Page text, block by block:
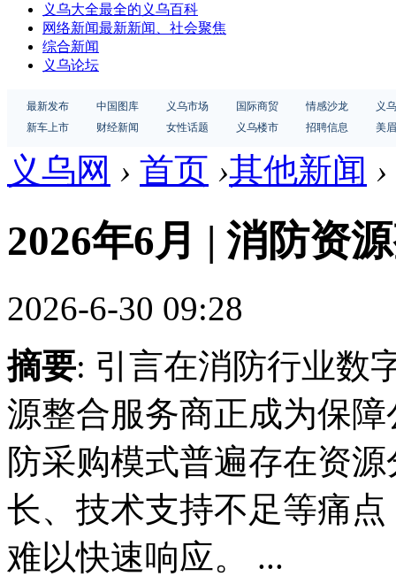
义乌大全最全的义乌百科
网络新闻最新新闻、社会聚焦
综合新闻
义乌论坛
最新发布 中国图库 义乌市场 国际商贸 情感沙龙
义
新车上市
财经新闻 女性话题 义乌楼市 招聘信息 美
义乌网 › 首页 ›其他新闻 ›
2026年6月 | 消防资
2026-6-30 09:28
摘要: 引言在消防行业数
源整合服务商正成为保
防采购模式普遍存在资
长、技术支持不足等痛
难以快速响应。 ...